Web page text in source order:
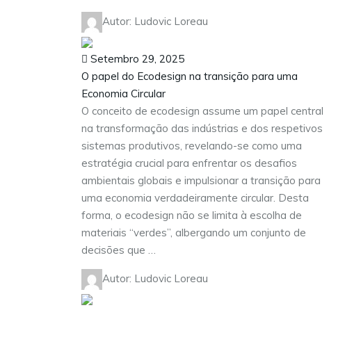
Autor: Ludovic Loreau
Setembro 29, 2025
O papel do Ecodesign na transição para uma
Economia Circular
O conceito de ecodesign assume um papel central
na transformação das indústrias e dos respetivos
sistemas produtivos, revelando-se como uma
estratégia crucial para enfrentar os desafios
ambientais globais e impulsionar a transição para
uma economia verdadeiramente circular. Desta
forma, o ecodesign não se limita à escolha de
materiais “verdes”, albergando um conjunto de
decisões que …
Autor: Ludovic Loreau